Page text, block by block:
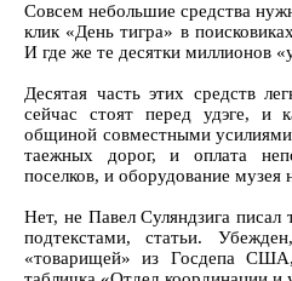
Совсем небольшие средства
клик «День тигра» в
И где же те десятки миллионов
Десятая часть этих средств
сейчас стоят перед удэге, и
общиной совместными
таежных дорог, и оплата
поселков, и оборудование
Нет, не Павел Суляндзига писал
подтекстами, статьи.
«товарищей» из Госдепа